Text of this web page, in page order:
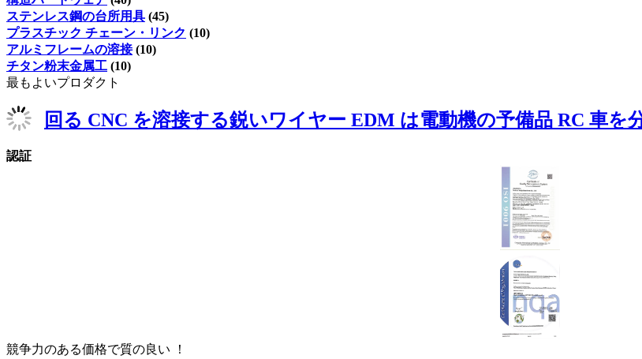
ステンレス鋼の台所用具 (45)
プラスチック チェーン・リンク (10)
アルミフレームの溶接 (10)
チタン粉末金属工 (10)
最もよいプロダクト
回る CNC を溶接する鋭いワイヤー EDM は電動機の予備品 RC 車を
認証
競争力のある価格で質の良い ！